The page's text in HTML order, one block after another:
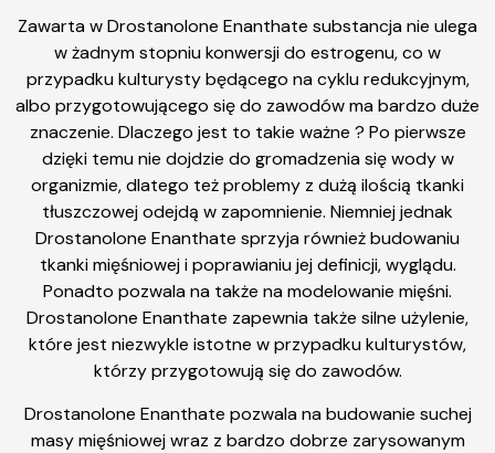
Zawarta w Drostanolone Enanthate substancja nie ulega
w żadnym stopniu konwersji do estrogenu, co w
przypadku kulturysty będącego na cyklu redukcyjnym,
albo przygotowującego się do zawodów ma bardzo duże
znaczenie. Dlaczego jest to takie ważne ? Po pierwsze
dzięki temu nie dojdzie do gromadzenia się wody w
organizmie, dlatego też problemy z dużą ilością tkanki
tłuszczowej odejdą w zapomnienie. Niemniej jednak
Drostanolone Enanthate sprzyja również budowaniu
tkanki mięśniowej i poprawianiu jej definicji, wyglądu.
Ponadto pozwala na także na modelowanie mięśni.
Drostanolone Enanthate zapewnia także silne użylenie,
które jest niezwykle istotne w przypadku kulturystów,
którzy przygotowują się do zawodów.
Drostanolone Enanthate pozwala na budowanie suchej
masy mięśniowej wraz z bardzo dobrze zarysowanym